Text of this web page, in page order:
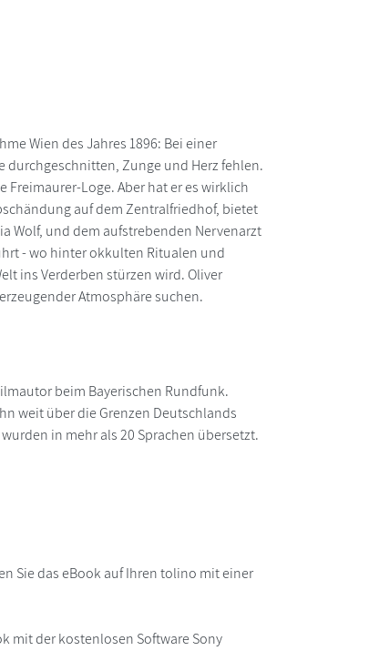
Wien des Jahres 1896: Bei einer
durchgeschnitten, Zunge und Herz fehlen.
Loge. Aber hat er es wirklich
auf dem Zentralfriedhof, bietet
Wolf, und dem aufstrebenden Nervenarzt
- wo hinter okkulten Ritualen und
ins Verderben stürzen wird. Oliver
Atmosphäre suchen.
beim Bayerischen Rundfunk.
weit über die Grenzen Deutschlands
in mehr als 20 Sprachen übersetzt.
Sie das eBook auf Ihren tolino mit einer
mit der kostenlosen Software Sony